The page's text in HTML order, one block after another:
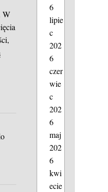
W
6
lipie
c
202
6
czer
wie
c
202
6
maj
202
6
kwi
ecie